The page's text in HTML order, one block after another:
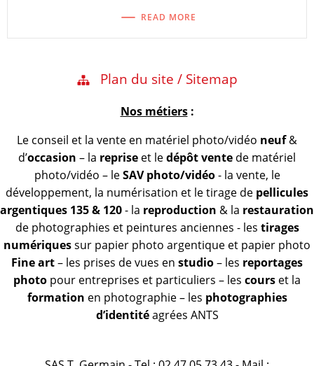
READ MORE
Plan du site / Sitemap
Nos métiers:
Le conseil et la vente en matériel photo/vidéo neuf&
d’occasion – la reprise et ledépôt vente de matériel
photo/vidéo – leSAV photo/vidéo- la vente, le
développement, la numérisation et le tirage de pellicules
argentiques 135 & 120- la reproduction & la restauration
de photographies et peintures anciennes - les tirages
numériquessur papier photo argentique et papier photo
Fine art– les prises de vues en studio– les reportages
photo pour entreprises et particuliers – les cours et la
formation en photographie – les photographies
d’identitéagrées ANTS